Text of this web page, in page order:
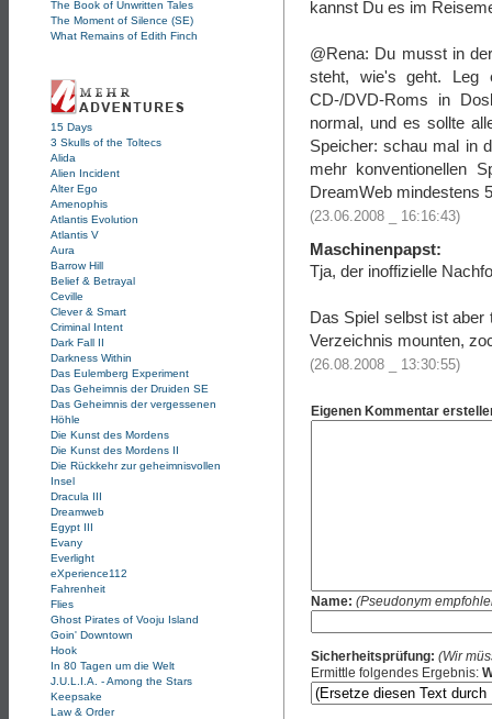
The Book of Unwritten Tales
The Moment of Silence (SE)
What Remains of Edith Finch
15 Days
3 Skulls of the Toltecs
Alida
Alien Incident
Alter Ego
Amenophis
Atlantis Evolution
Atlantis V
Aura
Barrow Hill
Belief & Betrayal
Ceville
Clever & Smart
Criminal Intent
Dark Fall II
Darkness Within
Das Eulemberg Experiment
Das Geheimnis der Druiden SE
Das Geheimnis der vergessenen
Höhle
Die Kunst des Mordens
Die Kunst des Mordens II
Die Rückkehr zur geheimnisvollen
Insel
Dracula III
Dreamweb
Egypt III
Evany
Everlight
eXperience112
Fahrenheit
Flies
Ghost Pirates of Vooju Island
Goin' Downtown
Hook
In 80 Tagen um die Welt
J.U.L.I.A. - Among the Stars
Keepsake
Law & Order
kannst Du es im
@Rena: Du musst in
steht, wie's geht. Leg
CD-/DVD-Roms in
normal, und es sollte
Speicher: schau mal in
mehr konventionellen
DreamWeb mindestens
(23.06.2008 _ 16:16:43)
Maschinenpapst:
Tja, der inoffizielle
Das Spiel selbst ist aber
Verzeichnis mounten,
(26.08.2008 _ 13:30:55)
Eigenen Kommentar
Name: (Pseudonym
Sicherheitsprüfung: (Wir
Ermittle folgendes Ergebnis: